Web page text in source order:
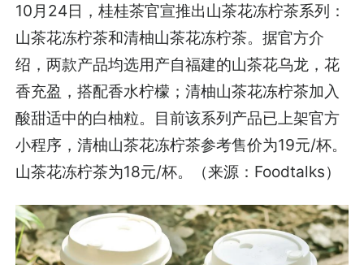
10月24日，桂桂茶官宣推出山茶花冻柠茶系列：
山茶花冻柠茶和清柚山茶花冻柠茶。据官方介
绍，两款产品均选用产自福建的山茶花乌龙，花
香充盈，搭配香水柠檬；清柚山茶花冻柠茶加入
酸甜适中的白柚粒。目前该系列产品已上架官方
小程序，清柚山茶花冻柠茶参考售价为19元/杯。
山茶花冻柠茶为18元/杯。（来源：Foodtalks）